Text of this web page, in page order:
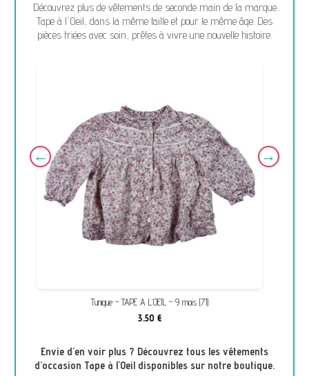
Découvrez plus de vêtements de seconde main de la marque
Tape à l'Oeil, dans la même taille et pour le même âge. Des
pièces triées avec soin, prêtes à vivre une nouvelle histoire.
Tunique - TAPE A L'OEIL - 9 mois (71)
3,50 €
Envie d'en voir plus ? Découvrez tous les vêtements
d’occasion Tape à l'Oeil disponibles sur notre boutique.